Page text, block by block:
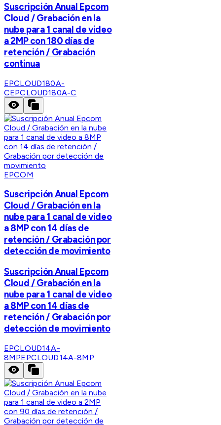
Suscripción Anual Epcom
Cloud / Grabación en la
nube para 1 canal de video
a 2MP con 180 días de
retención / Grabación
continua
EPCLOUD180A-
CEPCLOUD180A-C
EPCOM
Suscripción Anual Epcom
Cloud / Grabación en la
nube para 1 canal de video
a 8MP con 14 días de
retención / Grabación por
detección de movimiento
Suscripción Anual Epcom
Cloud / Grabación en la
nube para 1 canal de video
a 8MP con 14 días de
retención / Grabación por
detección de movimiento
EPCLOUD14A-
8MPEPCLOUD14A-8MP